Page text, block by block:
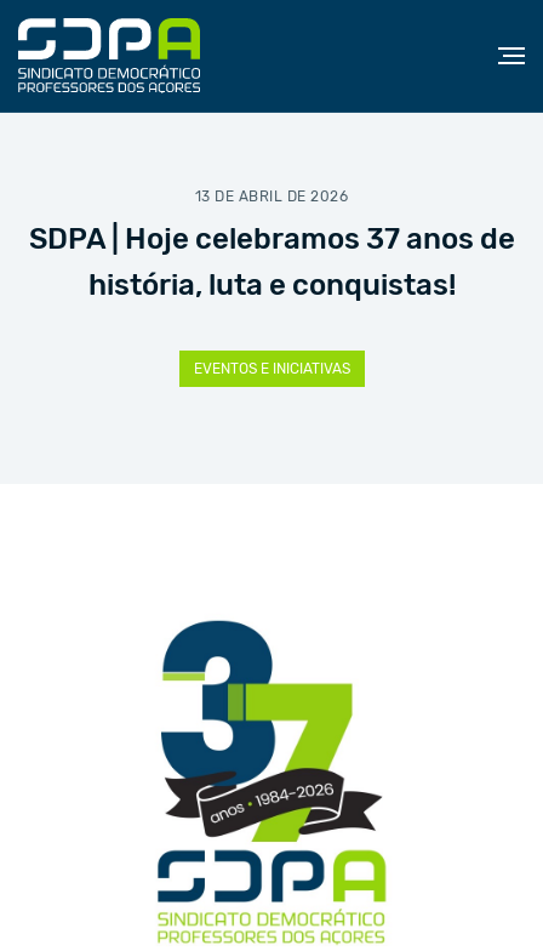
13 DE ABRIL DE 2026
SDPA | Hoje celebramos 37 anos de
história, luta e conquistas!
EVENTOS E INICIATIVAS